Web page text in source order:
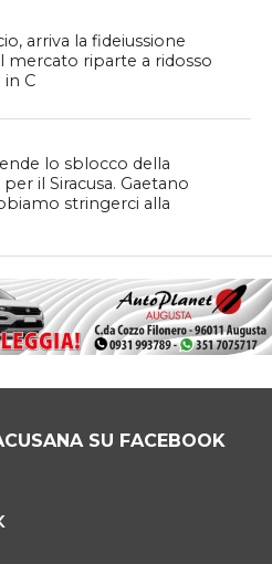
arriva la fideiussione
mercato riparte a ridosso
C
lo sblocco della
il Siracusa. Gaetano
stringerci alla
SU FACEBOOK